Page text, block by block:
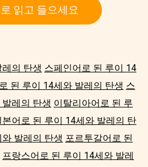
읽고 들으세요
의 탄생 스페인어로 된 루이 14
된 루이 14세와 발레의 탄생 스
레의 탄생 이탈리아어로 된 루
본어로 된 루이 14세와 발레의 탄
발레의 탄생 포르투갈어로 된
프랑스어로 된 루이 14세와 발레